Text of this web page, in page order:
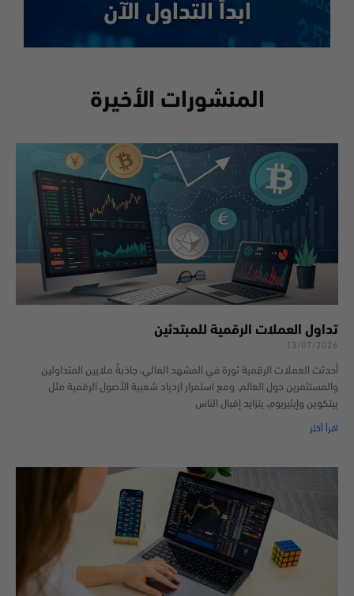
ابدأ التداول الآن
المنشورات الأخيرة
تداول العملات الرقمية للمبتدئين
13/07/2026
أحدثت العملات الرقمية ثورة في المشهد المالي، جاذبةً ملايين المتداولين
والمستثمرين حول العالم. ومع استمرار ازدياد شعبية الأصول الرقمية مثل
بيتكوين وإيثيريوم، يتزايد إقبال الناس
اقرأ أكثر